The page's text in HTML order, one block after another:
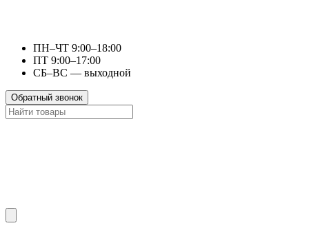
ПН–ЧТ 9:00–18:00
ПТ 9:00–17:00
СБ–ВС — выходной
Обратный звонок